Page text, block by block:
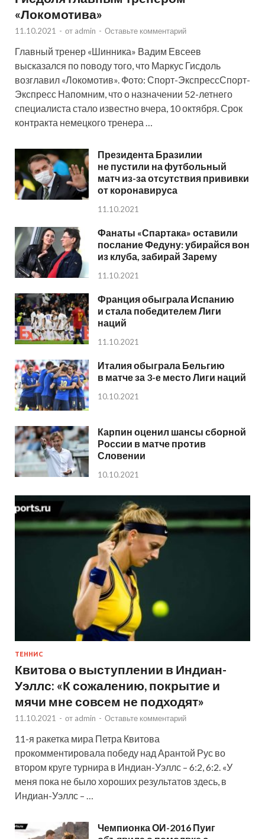
«Локомотива»
11.10.2021 - от admin - Оставьте комментарий
Главный тренер «Шинника» Вадим Евсеев
высказался по поводу того, что Маркус Гисдоль
возглавил «Локомотив». Фото: Спорт-ЭкспрессСпорт-
Экспресс Напомним, что о назначении 52-летнего
специалиста стало известно вчера, 10 октября. Срок
контракта немецкого тренера …
Президента Бразилии
не пустили на футбольный
матч из-за отсутствия прививки
от коронавируса
11.10.2021
Фанаты «Спартака» оставили
послание Федуну: убирайся вон
из клуба, забирай Зарему
11.10.2021
Франция обыграла Испанию
и стала победителем Лиги
наций
11.10.2021
Италия обыграла Бельгию
в матче за 3-е место Лиги наций
10.10.2021
Карпин оценил шансы сборной
России в матче против
Словении
10.10.2021
ТЕННИС
Квитова о выступлении в Индиан-
Уэллс: «К сожалению, покрытие и
мячи мне совсем не подходят»
11.10.2021 - от admin - Оставьте комментарий
11-я ракетка мира Петра Квитова
прокомментировала победу над Арантой Рус во
втором круге турнира в Индиан-Уэллс – 6:2, 6:2. «У
меня пока не было хороших результатов здесь, в
Индиан-Уэллс – …
Чемпионка ОИ-2016 Пуиг